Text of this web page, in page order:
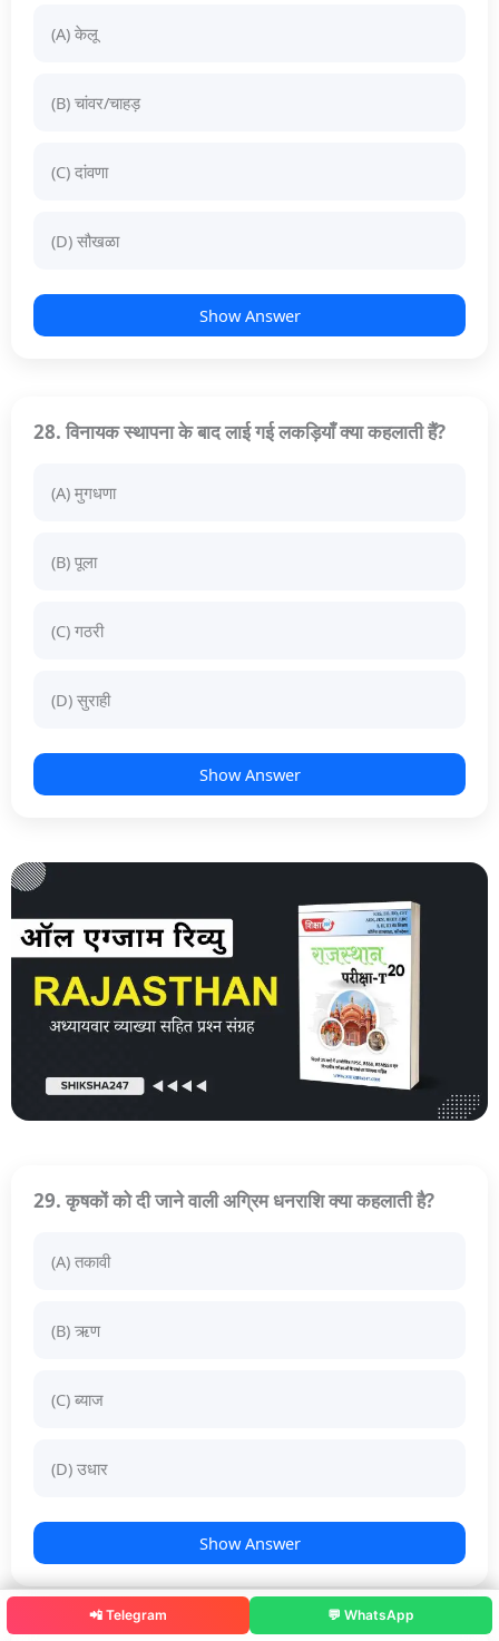
(A) केलू
(B) चांवर/चाहड़
(C) दांवणा
(D) सौखळा
Show Answer
28. विनायक स्थापना के बाद लाई गई लकड़ियाँ क्या कहलाती हैं?
(A) मुगधणा
(B) पूला
(C) गठरी
(D) सुराही
Show Answer
29. कृषकों को दी जाने वाली अग्रिम धनराशि क्या कहलाती है?
(A) तकावी
(B) ऋण
(C) ब्याज
(D) उधार
Show Answer
📲 Telegram 💬 WhatsApp